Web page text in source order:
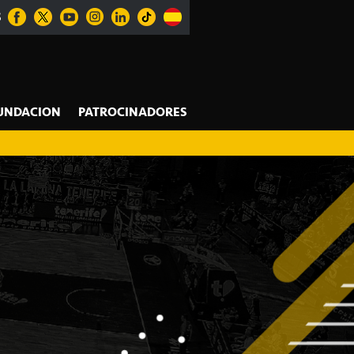
PATROCINADORES